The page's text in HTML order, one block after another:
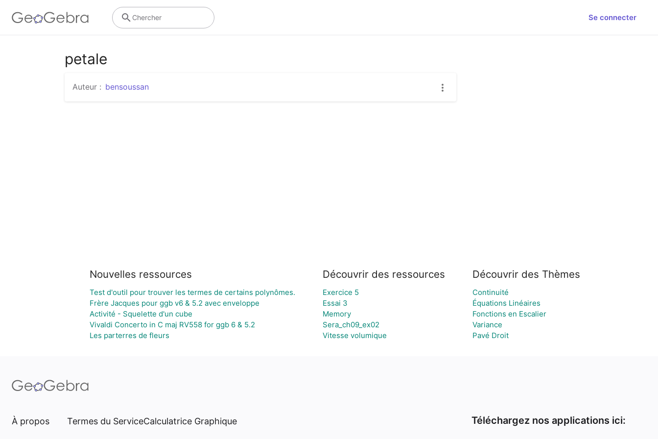
Se connecter
Chercher
petale
Auteur : bensoussan
Nouvelles ressources
Test d'outil pour trouver les termes de certains polynômes.
Frère Jacques pour ggb v6 & 5.2 avec enveloppe
Activité - Squelette d'un cube
Vivaldi Concerto in C maj RV558 for ggb 6 & 5.2
Les parterres de fleurs
Découvrir des ressources
Exercice 5
Essai 3
Memory
Sera_ch09_ex02
Vitesse volumique
Découvrir des Thèmes
Continuité
Équations Linéaires
Fonctions en Escalier
Variance
Pavé Droit
À propos Termes du ServiceCalculatrice Graphique Téléchargez nos applications ici: